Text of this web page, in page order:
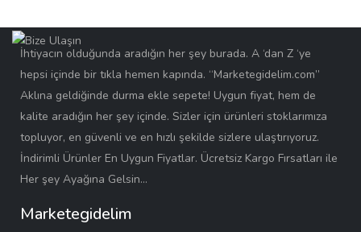
İhtiyacın olduğunda aradığın her şey burada. A ‘dan Z ‘ye
hepsi içinde bir tıkla hemen kapında. “Marketegidelim.com”
Aklına geldiğinde durma ekle sepete! Uygun fiyat, hem de
kalite aradığın her şey içinde. Sizler için ürünleri stoklarımıza
topluyor, en güvenli ve en hızlı şekilde sizlere ulaştırıyoruz.
İndirimli Ürünler En Uygun Fiyatlar. Ücretsiz Kargo Fırsatları ile
Her şey Ayağına Gelsin…
Marketegidelim